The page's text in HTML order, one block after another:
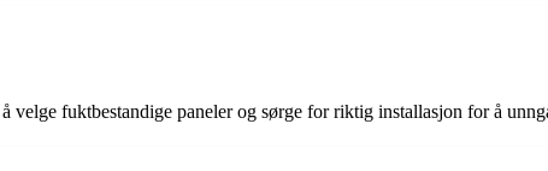
fuktbestandige paneler og sørge for riktig installasjon for å